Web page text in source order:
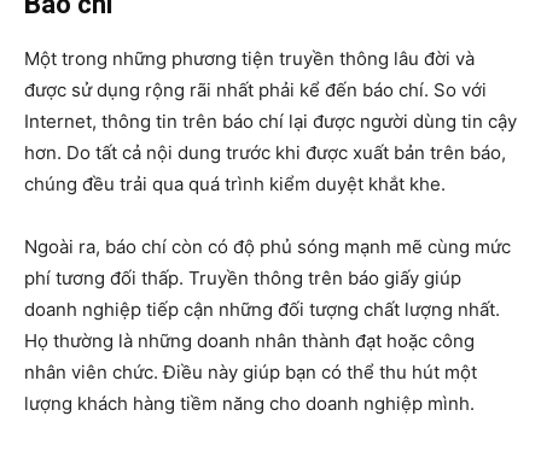
Một trong những phương tiện truyền thông lâu đời và
được sử dụng rộng rãi nhất phải kể đến báo chí. So với
Internet, thông tin trên báo chí lại được người dùng tin cậy
hơn. Do tất cả nội dung trước khi được xuất bản trên báo,
chúng đều trải qua quá trình kiểm duyệt khắt khe.
Ngoài ra, báo chí còn có độ phủ sóng mạnh mẽ cùng mức
phí tương đối thấp. Truyền thông trên báo giấy giúp
doanh nghiệp tiếp cận những đối tượng chất lượng nhất.
Họ thường là những doanh nhân thành đạt hoặc công
nhân viên chức. Điều này giúp bạn có thể thu hút một
lượng khách hàng tiềm năng cho doanh nghiệp mình.